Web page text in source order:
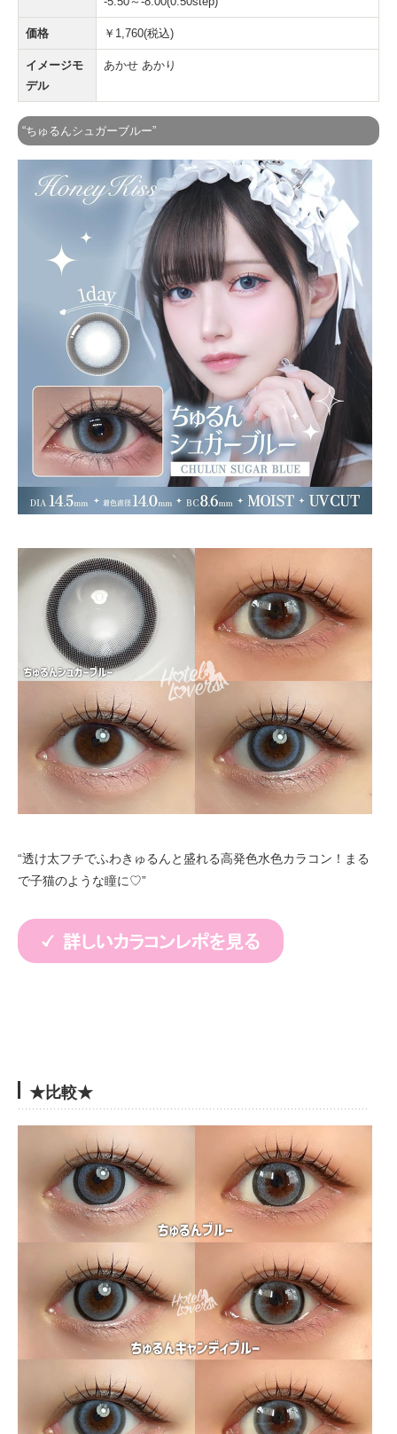
価格 ￥1,760(税込)
イメージモ
デル
あかせ あかり
“ちゅるんシュガーブルー”
“透け太フチでふわきゅるんと盛れる高発色水色カラコン！まる
で子猫のような瞳に♡”
★比較★